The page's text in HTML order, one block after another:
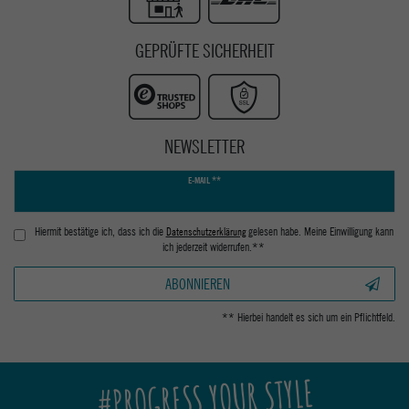
GEPRÜFTE SICHERHEIT
NEWSLETTER
E-MAIL **
Hiermit bestätige ich, dass ich die Daten­schutz­erklärunggelesen habe. Meine Einwilligung kann
ich jederzeit widerrufen.**
ABONNIEREN
** Hierbei handelt es sich um ein Pflichtfeld.